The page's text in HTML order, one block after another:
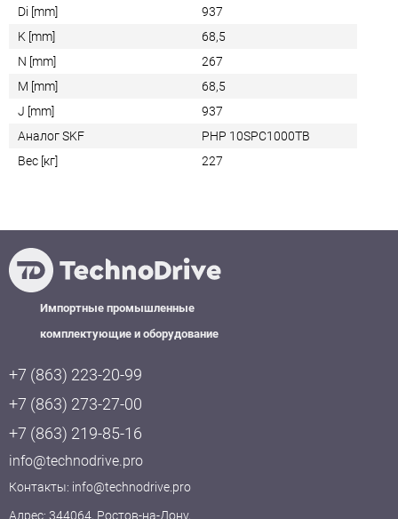
Di [mm]
937
K [mm]
68,5
N [mm]
267
M [mm]
68,5
J [mm]
937
Аналог SKF
PHP 10SPC1000TB
Вес [кг]
227
Импортные промышленные
комплектующие и оборудование
+7 (863) 223-20-99
+7 (863) 273-27-00
+7 (863) 219-85-16
info@technodrive.pro
Контакты: info@technodrive.pro
Адрес: 344064, Ростов-на-Дону,